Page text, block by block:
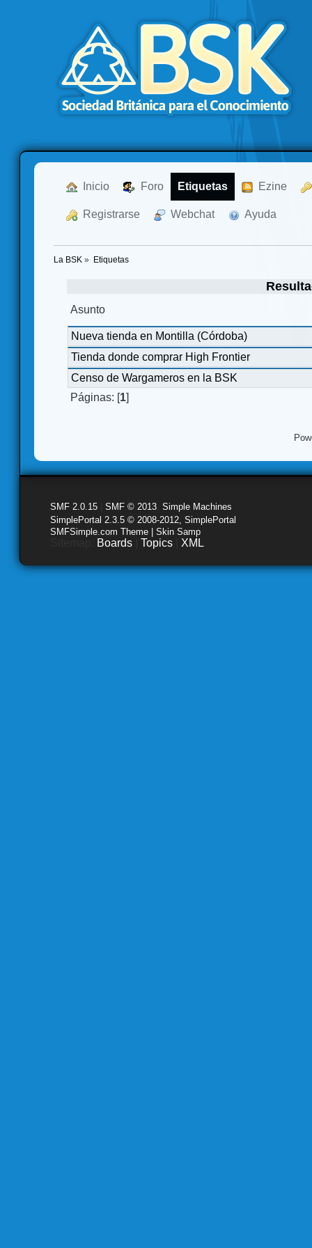
Inicio Foro Etiquetas Ezine
Registrarse Webchat Ayuda
La BSK » Etiquetas
Asunto
Nueva tienda en Montilla (Córdoba)
Tienda donde comprar High Frontier
Censo de Wargameros en la BSK
Páginas: [1]
SMF 2.0.15 SMF © 2013 Simple Machines
SimplePortal 2.3.5 © 2008-2012, SimplePortal
SMFSimple.com Theme | Skin Samp
Boards Topics XML